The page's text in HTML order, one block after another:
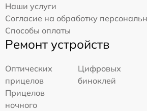
Наши услуги
Согласие на обработку
Способы оплаты
Ремонт устройств
Оптических
прицелов
Цифровых
биноклей
Прицелов
ночного